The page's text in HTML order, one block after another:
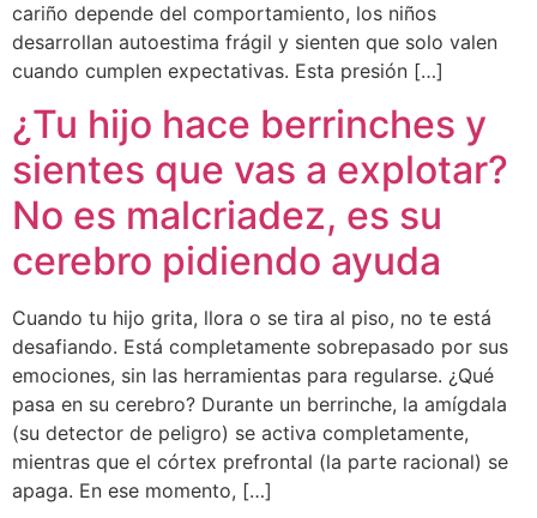
cariño depende del comportamiento, los niños
desarrollan autoestima frágil y sienten que solo valen
cuando cumplen expectativas. Esta presión […]
¿Tu hijo hace berrinches y
sientes que vas a explotar?
No es malcriadez, es su
cerebro pidiendo ayuda
Cuando tu hijo grita, llora o se tira al piso, no te está
desafiando. Está completamente sobrepasado por sus
emociones, sin las herramientas para regularse. ¿Qué
pasa en su cerebro? Durante un berrinche, la amígdala
(su detector de peligro) se activa completamente,
mientras que el córtex prefrontal (la parte racional) se
apaga. En ese momento, […]